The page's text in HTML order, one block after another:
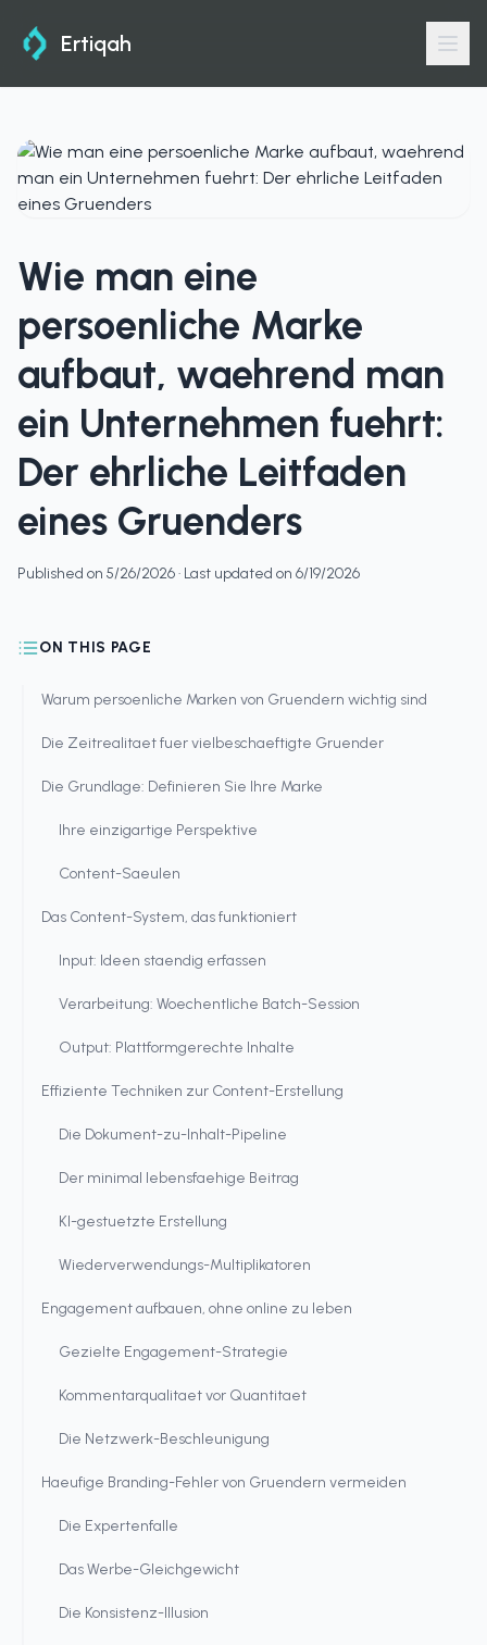
Ertiqah
Wie man eine
persoenliche Marke
aufbaut, waehrend man
ein Unternehmen fuehrt:
Der ehrliche Leitfaden
eines Gruenders
Published on 5/26/2026· Last updated on 6/19/2026
ON THIS PAGE
Warum persoenliche Marken von Gruendern wichtig sind
Die Zeitrealitaet fuer vielbeschaeftigte Gruender
Die Grundlage: Definieren Sie Ihre Marke
Ihre einzigartige Perspektive
Content-Saeulen
Das Content-System, das funktioniert
Input: Ideen staendig erfassen
Verarbeitung: Woechentliche Batch-Session
Output: Plattformgerechte Inhalte
Effiziente Techniken zur Content-Erstellung
Die Dokument-zu-Inhalt-Pipeline
Der minimal lebensfaehige Beitrag
KI-gestuetzte Erstellung
Wiederverwendungs-Multiplikatoren
Engagement aufbauen, ohne online zu leben
Gezielte Engagement-Strategie
Kommentarqualitaet vor Quantitaet
Die Netzwerk-Beschleunigung
Haeufige Branding-Fehler von Gruendern vermeiden
Die Expertenfalle
Das Werbe-Gleichgewicht
Die Konsistenz-Illusion